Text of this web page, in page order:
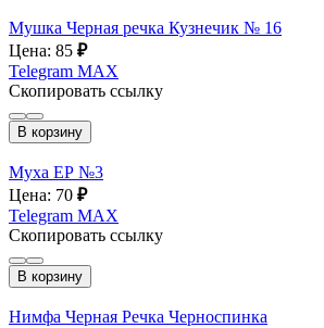
Мушка Черная речка Кузнечик № 16
Цена: 85 ₽
Telegram MAX
Скопировать ссылку
В корзину
Муха ЕР №3
Цена: 70 ₽
Telegram MAX
Скопировать ссылку
В корзину
Нимфа Черная Речка Черноспинка